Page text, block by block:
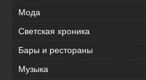
Мода
Светская хроника
Бары и рестораны
Музыка